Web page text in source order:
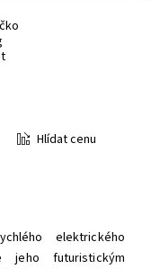
Hlídat cenu
elektrického
jeho futuristickým